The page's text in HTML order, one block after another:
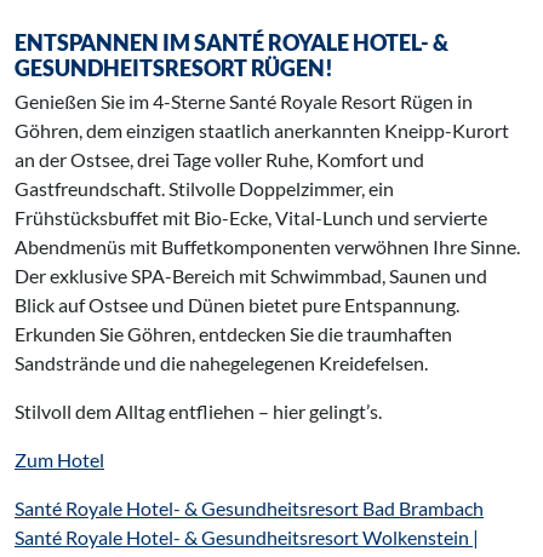
ENTSPANNEN IM SANTÉ ROYALE HOTEL- &
GESUNDHEITSRESORT RÜGEN!
Genießen Sie im 4-Sterne Santé Royale Resort Rügen in
Göhren, dem einzigen staatlich anerkannten Kneipp-Kurort
an der Ostsee, drei Tage voller Ruhe, Komfort und
Gastfreundschaft. Stilvolle Doppelzimmer, ein
Frühstücksbuffet mit Bio-Ecke, Vital-Lunch und servierte
Abendmenüs mit Buffetkomponenten verwöhnen Ihre Sinne.
Der exklusive SPA-Bereich mit Schwimmbad, Saunen und
Blick auf Ostsee und Dünen bietet pure Entspannung.
Erkunden Sie Göhren, entdecken Sie die traumhaften
Sandstrände und die nahegelegenen Kreidefelsen.
Stilvoll dem Alltag entfliehen – hier gelingt’s.
Zum Hotel
Santé Royale Hotel- & Gesundheitsresort Bad Brambach
Santé Royale Hotel- & Gesundheitsresort Wolkenstein |